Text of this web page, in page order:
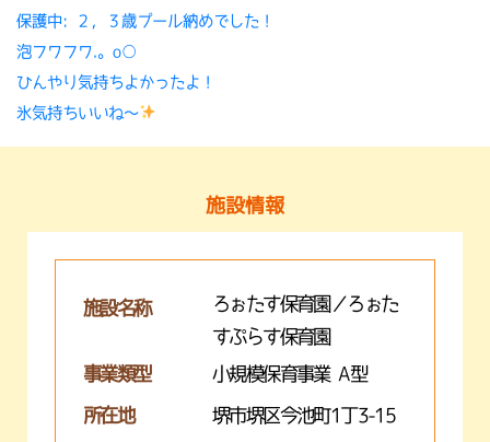
保護中: ２，３歳プール納めでした！
泡フワフワ.。o○
ひんやり気持ちよかったよ！
氷気持ちいいね〜
施設情報
施設名称
ろぉたす保育園／ろぉた
すぷらす保育園
事業類型
小規模保育事業 A型
所在地 堺市堺区今池町1丁3-15